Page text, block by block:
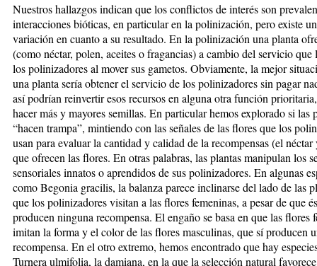
Nuestros hallazgos indican que los conflictos de interés son
interacciones bióticas, en particular en la polinización, pero existe
variación en cuanto a su resultado. En la polinización una planta
(como néctar, polen, aceites o fragancias) a cambio del servicio que
los polinizadores al mover sus gametos. Obviamente, la mejor
una planta sería obtener el servicio de los polinizadores sin pagar
así podrían reinvertir esos recursos en alguna otra función
hacer más y mayores semillas. En particular hemos explorado si las
“hacen trampa”, mintiendo con las señales de las flores que los
usan para evaluar la cantidad y calidad de la recompensas (el
que ofrecen las flores. En otras palabras, las plantas manipulan los
sensoriales innatos o aprendidos de sus polinizadores. En algunas
como Begonia gracilis, la balanza parece inclinarse del lado de las
que los polinizadores visitan a las flores femeninas, a pesar de que
producen ninguna recompensa. El engaño se basa en que las flores
imitan la forma y el color de las flores masculinas, que sí producen
recompensa. En el otro extremo, hemos encontrado que hay
Turnera ulmifolia, la damiana, en la que la selección natural